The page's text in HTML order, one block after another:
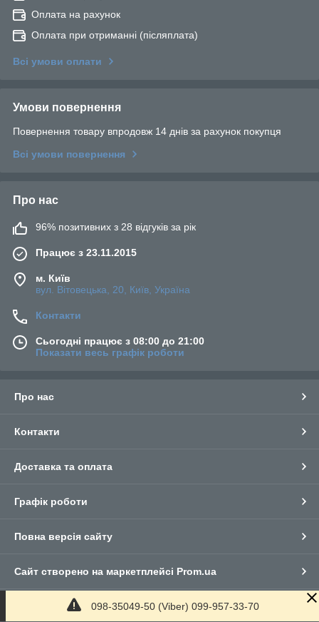
Оплата на рахунок
Оплата при отриманні (післяплата)
Всі умови оплати
Умови повернення
Повернення товару впродовж 14 днів за рахунок покупця
Всі умови повернення
Про нас
96% позитивних з 28 відгуків за рік
Працює з 23.11.2015
м. Київ
вул. Вітовецька, 20, Київ, Україна
Контакти
Сьогодні працює з 08:00 до 21:00
Показати весь графік роботи
Про нас
Контакти
Доставка та оплата
Графік роботи
Повна версія сайту
Сайт створено на маркетплейсі Prom.ua
Політика конфіденційності098-35049-50 (Viber) 099-957-33-70